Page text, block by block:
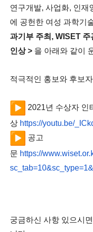
연구개발, 사업화, 인재
에 공헌한 여성 과학기
과기부 주최, WISET
인상 > 을 아래와 같이
적극적인 홍보와 후보
2021년 수상자 인
상 https://youtu.be/_
공고
문 https://
궁금하신 사항 있으시